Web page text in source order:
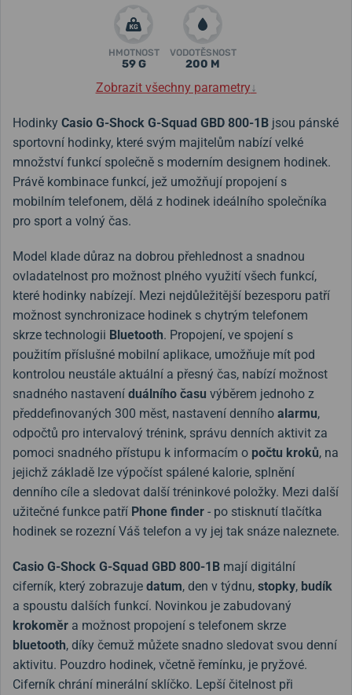
HMOTNOST
59 G
VODOTĚSNOST
200 M
Zobrazit všechny parametry↓
Hodinky Casio G-Shock G-Squad GBD 800-1B jsou pánské
sportovní hodinky, které svým majitelům nabízí velké
množství funkcí společně s moderním designem hodinek.
Právě kombinace funkcí, jež umožňují propojení s
mobilním telefonem, dělá z hodinek ideálního společníka
pro sport a volný čas.
Model klade důraz na dobrou přehlednost a snadnou
ovladatelnost pro možnost plného využití všech funkcí,
které hodinky nabízejí. Mezi nejdůležitější bezesporu patří
možnost synchronizace hodinek s chytrým telefonem
skrze technologii Bluetooth. Propojení, ve spojení s
použitím příslušné mobilní aplikace, umožňuje mít pod
kontrolou neustále aktuální a přesný čas, nabízí možnost
snadného nastavení duálního času výběrem jednoho z
předdefinovaných 300 měst, nastavení denního alarmu,
odpočtů pro intervalový trénink, správu denních aktivit za
pomoci snadného přístupu k informacím o počtu kroků, na
jejichž základě lze výpočíst spálené kalorie, splnění
denního cíle a sledovat další tréninkové položky. Mezi další
užitečné funkce patří Phone finder - po stisknutí tlačítka
hodinek se rozezní Váš telefon a vy jej tak snáze naleznete.
Casio G-Shock G-Squad GBD 800-1B mají digitální
ciferník, který zobrazuje datum, den v týdnu, stopky, budík
a spoustu dalších funkcí. Novinkou je zabudovaný
krokoměr a možnost propojení s telefonem skrze
bluetooth, díky čemuž můžete snadno sledovat svou denní
aktivitu. Pouzdro hodinek, včetně řemínku, je pryžové.
Ciferník chrání minerální sklíčko. Lepší čitelnost při